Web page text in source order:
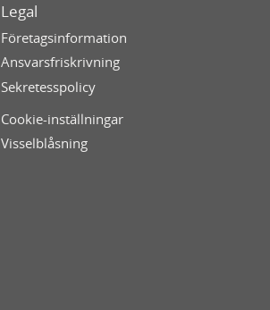
Legal
Företagsinformation
Ansvarsfriskrivning
Sekretesspolicy
Cookie-inställningar
Visselblåsning